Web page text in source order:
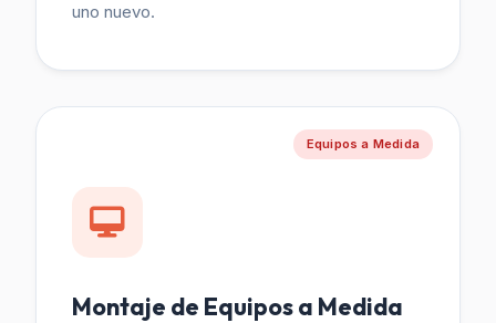
uno nuevo.
Equipos a Medida
Montaje de Equipos a Medida